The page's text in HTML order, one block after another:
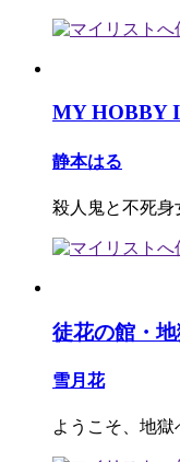
MY HOBBY
静本はる
殺人鬼と不死
徒花の館・
雪月花
ようこそ、地獄